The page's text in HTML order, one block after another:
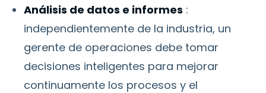
Análisis de datos e informes :
independientemente de la industria, un
gerente de operaciones debe tomar
decisiones inteligentes para mejorar
continuamente los procesos y el